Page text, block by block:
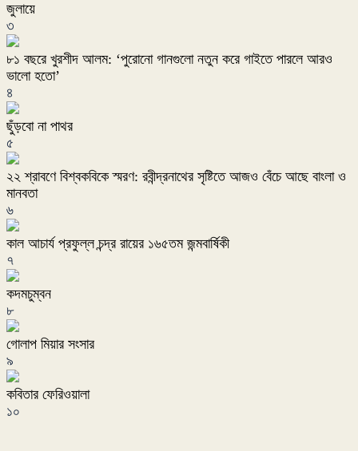
জুলায়ে
৩
৮১ বছরে খুরশীদ আলম: ‘পুরোনো গানগুলো নতুন করে গাইতে পারলে আরও
ভালো হতো’
৪
ছুঁড়বো না পাথর
৫
২২ শ্রাবণে বিশ্বকবিকে স্মরণ: রবীন্দ্রনাথের সৃষ্টিতে আজও বেঁচে আছে বাংলা ও
মানবতা
৬
কাল আচার্য প্রফুল্ল চন্দ্র রায়ের ১৬৫তম জন্মবার্ষিকী
৭
কদমচুম্বন
৮
গোলাপ মিয়ার সংসার
৯
কবিতার ফেরিওয়ালা
১০